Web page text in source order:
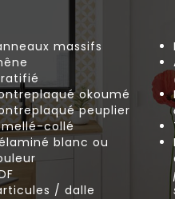
massifs
okoumé
peuplier
collé
blanc ou
/ dalle